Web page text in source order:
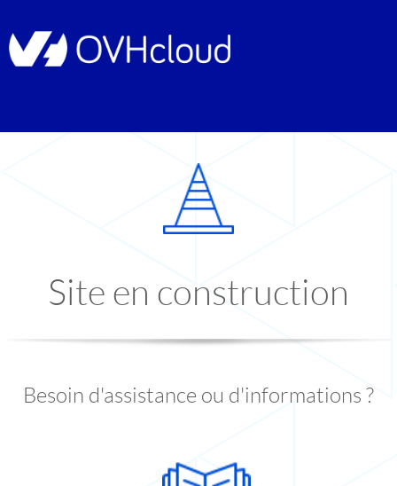
Site en construction
Besoin d'assistance ou d'informations ?